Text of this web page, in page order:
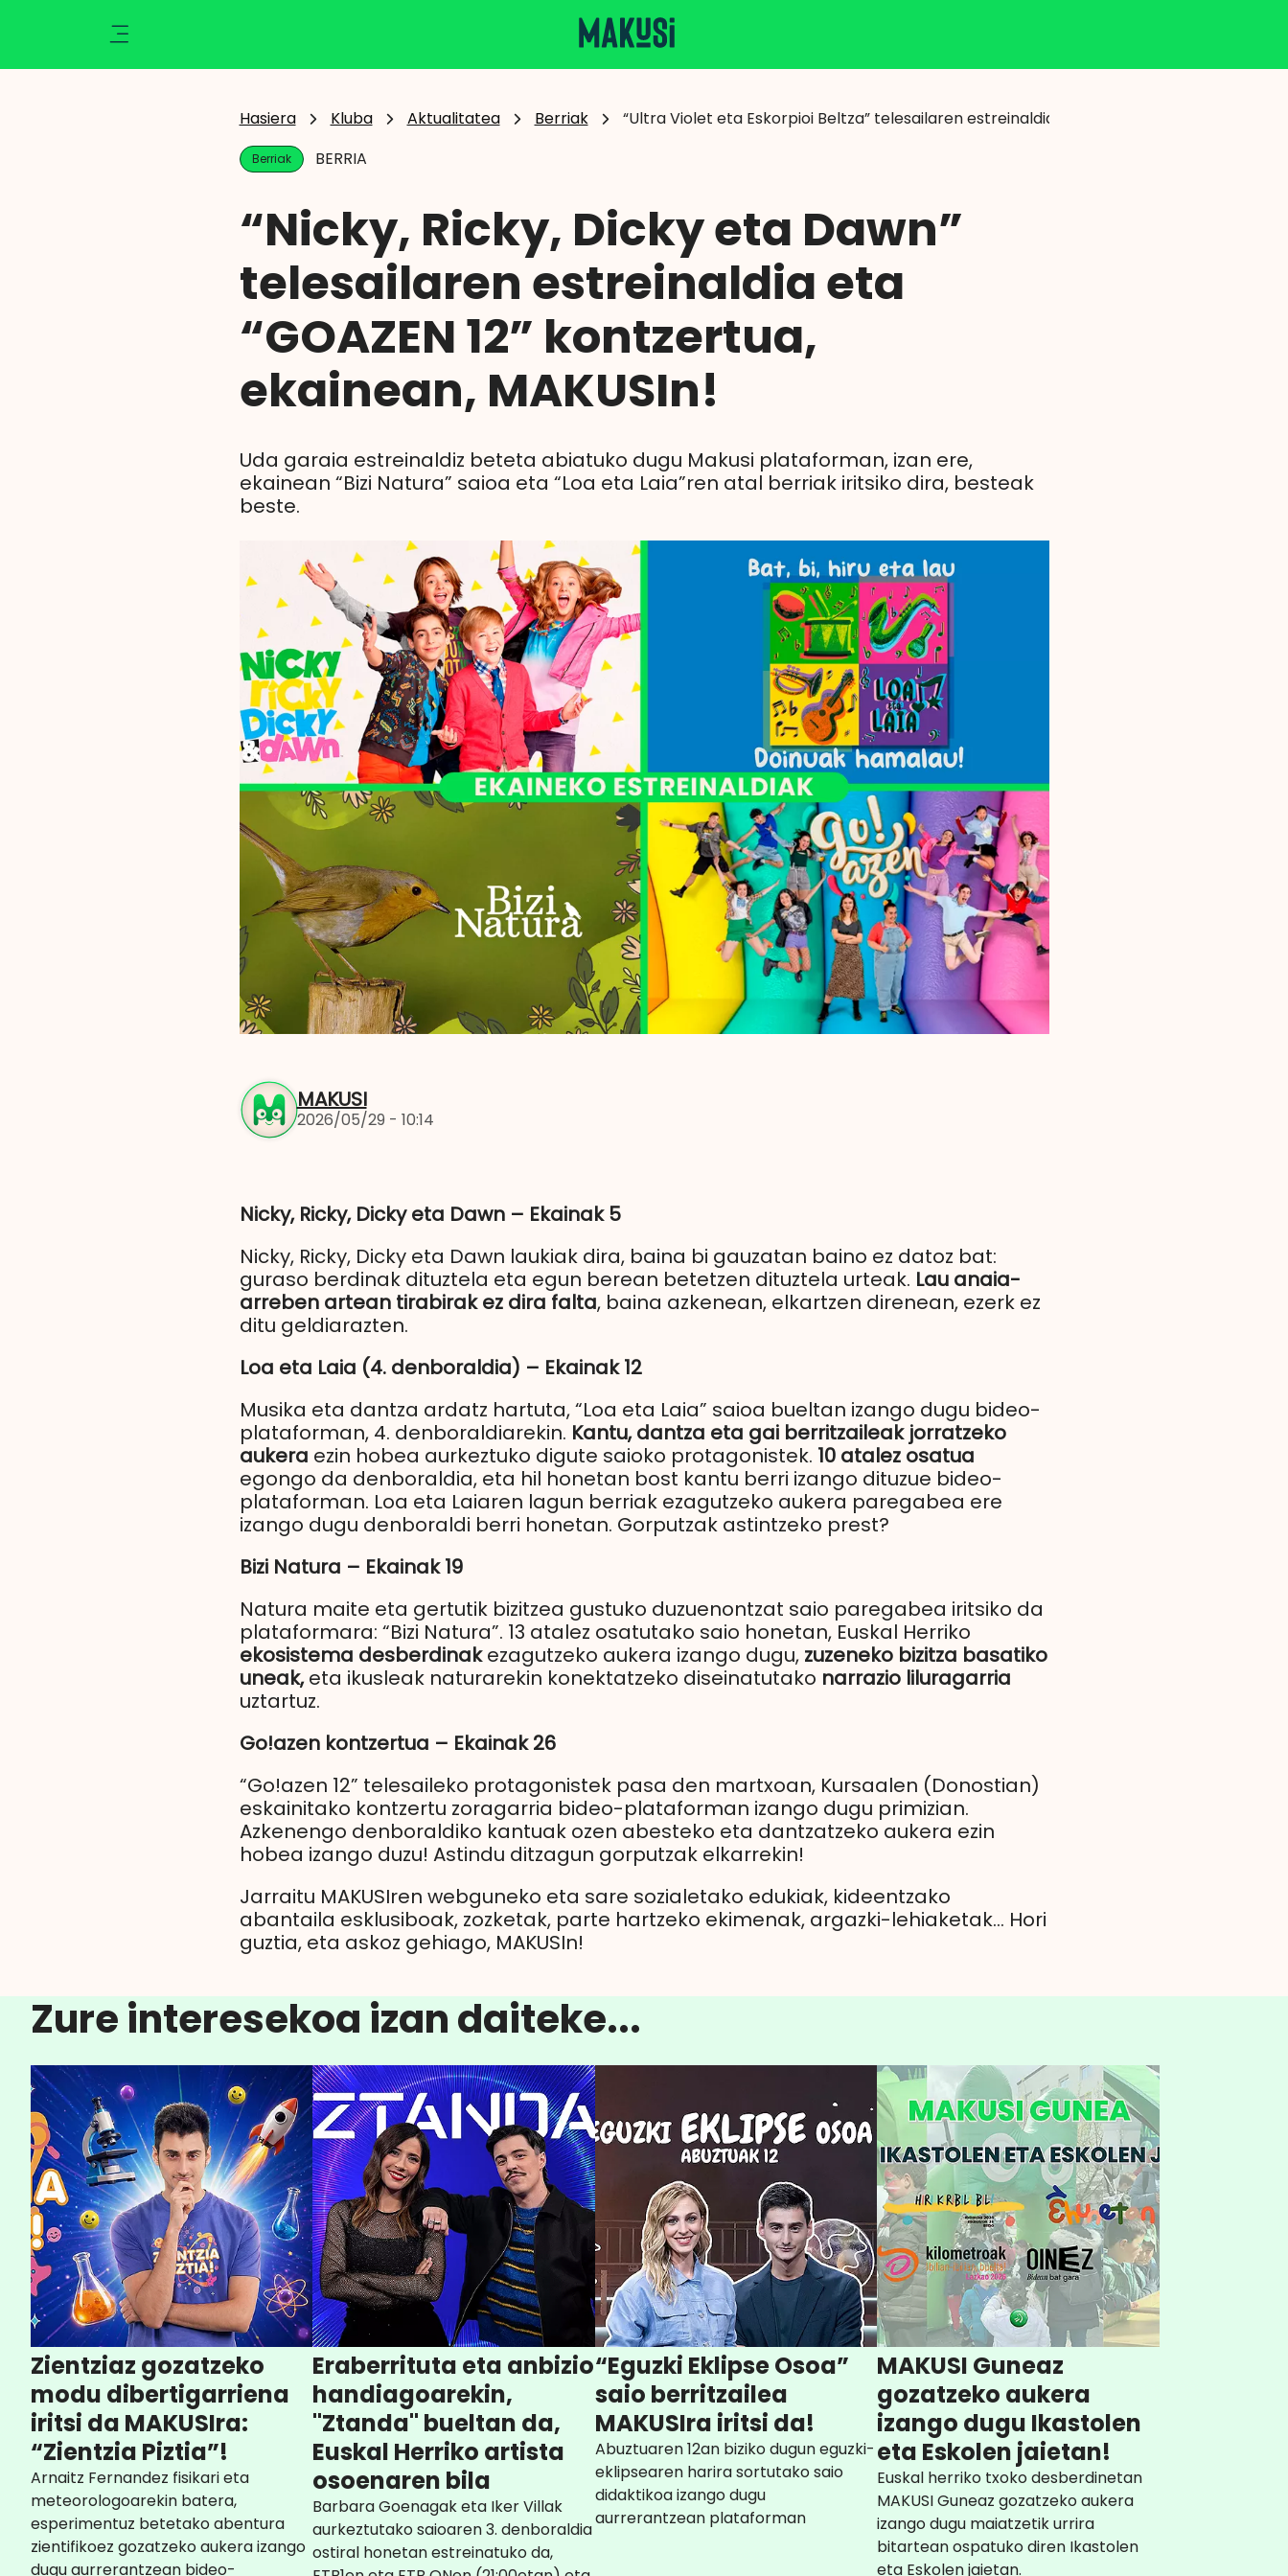
Eragiketaren emaitza
Hasiera Kluba Aktualitatea Berriak “Ultra Violet eta Eskorpioi Beltza” telesailaren estreinaldia eta “GOAZEN 12” kontzertua,
Berriak BERRIA
“Nicky, Ricky, Dicky eta Dawn”
telesailaren estreinaldia eta
“GOAZEN 12” kontzertua,
ekainean, MAKUSIn!
Uda garaia estreinaldiz beteta abiatuko dugu Makusi plataforman, izan ere,
ekainean “Bizi Natura” saioa eta “Loa eta Laia”ren atal berriak iritsiko dira, besteak
beste.
MAKUSI
2026/05/29 - 10:14
Nicky, Ricky, Dicky eta Dawn – Ekainak 5
Nicky, Ricky, Dicky eta Dawn laukiak dira, baina bi gauzatan baino ez datoz bat:
guraso berdinak dituztela eta egun berean betetzen dituztela urteak. Lau anaia-
arreben artean tirabirak ez dira falta, baina azkenean, elkartzen direnean, ezerk ez
ditu geldiarazten.
Loa eta Laia (4. denboraldia) – Ekainak 12
Musika eta dantza ardatz hartuta, “Loa eta Laia” saioa bueltan izango dugu bideo-
plataforman, 4. denboraldiarekin. Kantu, dantza eta gai berritzaileak jorratzeko
aukera ezin hobea aurkeztuko digute saioko protagonistek. 10 atalez osatua
egongo da denboraldia, eta hil honetan bost kantu berri izango dituzue bideo-
plataforman. Loa eta Laiaren lagun berriak ezagutzeko aukera paregabea ere
izango dugu denboraldi berri honetan. Gorputzak astintzeko prest?
Bizi Natura – Ekainak 19
Natura maite eta gertutik bizitzea gustuko duzuenontzat saio paregabea iritsiko da
plataformara: “Bizi Natura”. 13 atalez osatutako saio honetan, Euskal Herriko
ekosistema desberdinakezagutzeko aukera izango dugu, zuzeneko bizitza basatiko
uneak,eta ikusleak naturarekin konektatzeko diseinatutako narrazio liluragarria
uztartuz.
Go!azen kontzertua – Ekainak 26
“Go!azen 12” telesaileko protagonistek pasa den martxoan, Kursaalen (Donostian)
eskainitako kontzertu zoragarria bideo-plataforman izango dugu primizian.
Azkenengo denboraldiko kantuak ozen abesteko eta dantzatzeko aukera ezin
hobea izango duzu! Astindu ditzagun gorputzak elkarrekin!
Jarraitu MAKUSIren webguneko eta sare sozialetako edukiak, kideentzako
abantaila esklusiboak, zozketak, parte hartzeko ekimenak, argazki-lehiaketak... Hori
guztia, eta askoz gehiago, MAKUSIn!
Zure interesekoa izan daiteke...
Zientziaz gozatzeko
modu dibertigarriena
iritsi da MAKUSIra:
“Zientzia Piztia”!
Arnaitz Fernandez fisikari eta
meteorologoarekin batera,
esperimentuz betetako abentura
zientifikoez gozatzeko aukera izango
dugu aurrerantzean bideo-
Eraberrituta eta anbizio
handiagoarekin,
"Ztanda" bueltan da,
Euskal Herriko artista
osoenaren bila
Barbara Goenagak eta Iker Villak
aurkeztutako saioaren 3. denboraldia
ostiral honetan estreinatuko da,
“Eguzki Eklipse Osoa”
saio berritzailea
MAKUSIra iritsi da!
Abuztuaren 12an biziko dugun eguzki-
eklipsearen harira sortutako saio
didaktikoa izango dugu
aurrerantzean plataforman
MAKUSI Guneaz
gozatzeko aukera
izango dugu Ikastolen
eta Eskolen jaietan!
Euskal herriko txoko desberdinetan
MAKUSI Guneaz gozatzeko aukera
izango dugu maiatzetik urrira
bitartean ospatuko diren Ikastolen
eta Eskolen jaietan.